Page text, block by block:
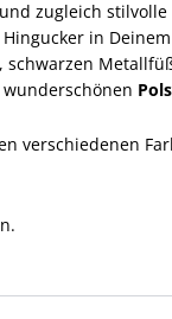
zugleich stilvolle
in
schwarzen
verschiedenen